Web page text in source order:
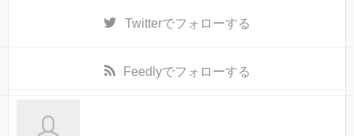
Twitterでフォローする
Feedlyでフォローする